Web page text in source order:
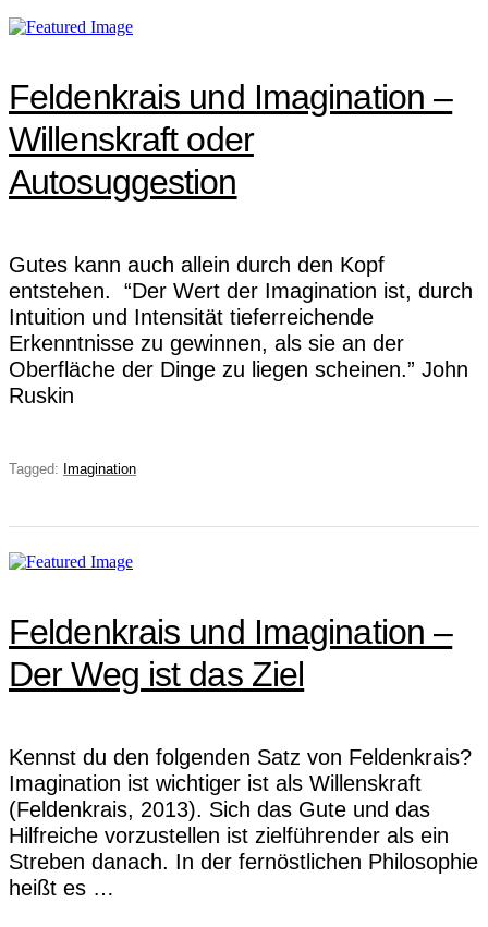
Feldenkrais und Imagination –
Willenskraft oder
Autosuggestion
Gutes kann auch allein durch den Kopf
entstehen. “Der Wert der Imagination ist, durch
Intuition und Intensität tieferreichende
Erkenntnisse zu gewinnen, als sie an der
Oberfläche der Dinge zu liegen scheinen.” John
Ruskin
Tagged: Imagination
Feldenkrais und Imagination –
Der Weg ist das Ziel
Kennst du den folgenden Satz von Feldenkrais?
Imagination ist wichtiger ist als Willenskraft
(Feldenkrais, 2013). Sich das Gute und das
Hilfreiche vorzustellen ist zielführender als ein
Streben danach. In der fernöstlichen Philosophie
heißt es …